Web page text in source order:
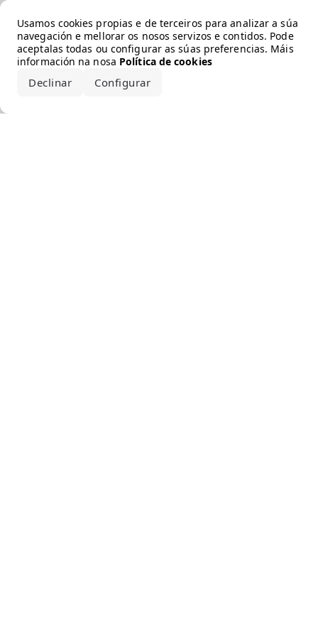
Usamos cookies propias e de terceiros para analizar a súa
navegación e mellorar os nosos servizos e contidos. Pode
aceptalas todas ou configurar as súas preferencias. Máis
información na nosa Política de cookies
Declinar Configurar
Error loading the brand